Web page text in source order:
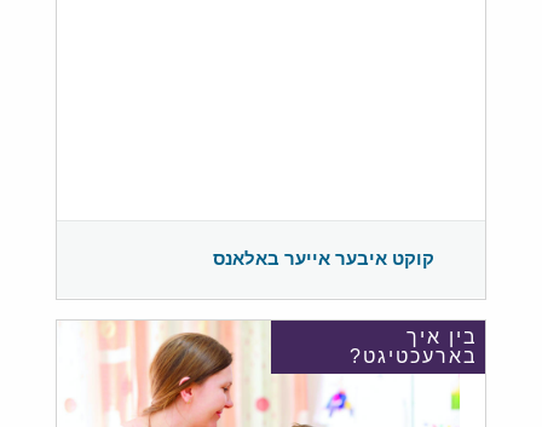
קוקט איבער אייער באלאנס
בין איך
בארעכטיגט?